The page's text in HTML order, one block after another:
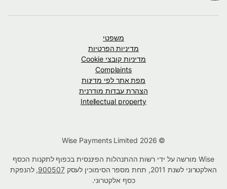
משפטי
מדיניות הפרטיות
מדיניות קובצי Cookie
Complaints
מפת אתר לפי מדינות
הצהרת עבדות מודרנית
Intellectual property
Wise מורשה על ידי רשות ההתנהלות הפיננסית בכפוף לתקנות הכסף
האלקטרוני לשנת 2011, תחת מספר הסימוכין לעסק
900507, להנפקת
כסף אלקטרוני.